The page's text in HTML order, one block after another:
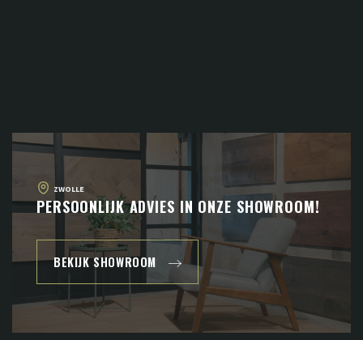
ZWOLLE
PERSOONLIJK ADVIES IN ONZE SHOWROOM!
BEKIJK SHOWROOM